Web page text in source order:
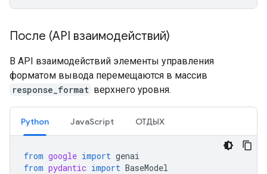
После (API взаимодействий)
В API взаимодействий элементы управления
форматом вывода перемещаются в массив
response_format верхнего уровня.
Python JavaScript ОТДЫХ
from google import genai
from pydantic import BaseModel